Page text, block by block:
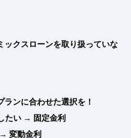
ックスローンを取り扱っていな
ランに合わせた選択を！
たい → 固定金利
変動金利